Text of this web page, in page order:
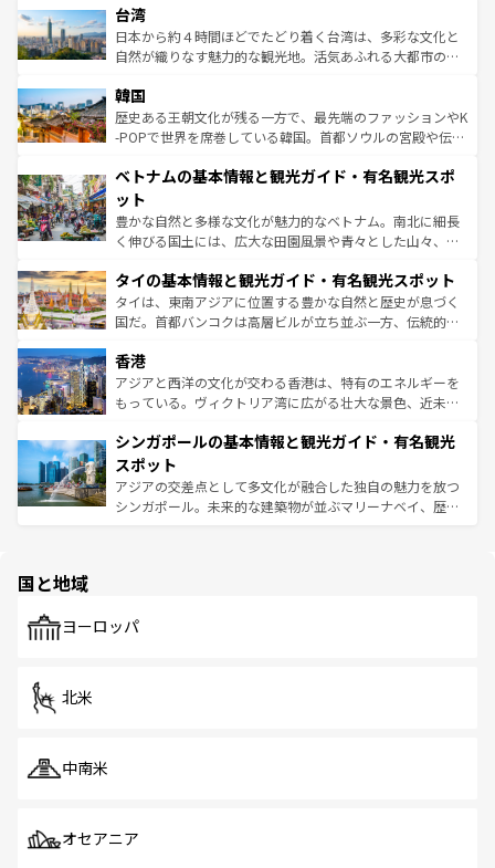
人々、おいしいローカルフードやハワイアンミュージッ
ク、伝統的なフラダンスなど、すべてがハワイの魅力を彩
っている。訪れるたびに新しい発見と感動が待っているハ
はコンテンツ一覧
リアリーフや大陸中央部にそびえるウルル（エアーズロッ
ク）、タスマニアの美しい原生林やケアンズの熱帯雨林な
ど、見どころがたくさん。また、カフェやワイン、オージ
いる。アクティビティも充実しており、サーフィンやダイ
ビング、ハイキングなど、アウトドア好きにはたまらな
い。オーストラリアの多彩な魅力を存分に味わいつくそ
参照してほしい。
台湾
日本から約４時間ほどでたどり着く台湾は、多彩な文化と
自然が織りなす魅力的な観光地。活気あふれる大都市の台
ン）、静ひつな山岳地帯である台湾東部など、都市の喧騒
と山間の静けさが共存しており、訪れる人に新しい発見と
驚きをもたらしてくれる。また、奥深い台湾の食文化も魅
容にもいいと評判のスイーツなど、バラエティ豊かな料理
照してほしい。
韓国
歴史ある王朝文化が残る一方で、最先端のファッションやK
-POPで世界を席巻している韓国。首都ソウルの宮殿や伝統
き、地方に足を延ばせば四季折々の自然美を楽しむことが
できる。そして、キムチや焼肉、絶品のストリートフード
まで、さまざまな韓国料理が待っている。夜には、韓国な
らではのナイトライフも堪能できる。あたたかいホスピタ
わってみてほしい。 なお、新着の韓国情報はコンテンツ一
覧 を参照してほしい。
ベトナムの基本情報と観光ガイド・有名観光スポ
ット
豊かな自然と多様な文化が魅力的なベトナム。南北に細長
く伸びる国土には、広大な田園風景や青々とした山々、世
急速な発展と共に伝統が息づく。ハノイの古い町並みやホ
ーチミン市のフランス統治時代の建物も、独特の雰囲気を
醸し出している。また、バラエティの豊かさとおいしさで
とつ。フォーやバインミー、ベトナムコーヒーなどは、ぜ
ひ現地で味わいたい。どの地域を訪れてもあたたかい人々
が旅行者を迎えてくれるので、きっと忘れられない旅にな
参照してほしい。
タイの基本情報と観光ガイド・有名観光スポット
タイは、東南アジアに位置する豊かな自然と歴史が息づく
国だ。首都バンコクは高層ビルが立ち並ぶ一方、伝統的な
の活気が交差している。北部ではチェンマイなどの山岳地
帯で自然と触れ合い、南部ではプーケットやクラビの美し
いビーチでリゾート気分を楽しむことができる。タイ料理
激する。気候は一年中温暖で、どの季節にも異なる楽しみ
が待っている。親しみやすいタイの人々、仏教を中心とし
た文化、そして多様な観光資源が、訪れる旅人を魅了し続
ける。 なお、新着のタイ情報はコンテンツ一覧を参照して
香港
アジアと西洋の文化が交わる香港は、特有のエネルギーを
もっている。ヴィクトリア湾に広がる壮大な景色、近未来
み、どこを訪れても感動するはず。観光スポットが密集し
ており、効率よく見どころを回れるのも魅力。息をのむよ
うな絶景から文化的な体験まで、香港を存分に楽しみ尽く
そう。 なお、新着の香港情報はコンテンツ一覧を参照して
シンガポールの基本情報と観光ガイド・有名観光
スポット
アジアの交差点として多文化が融合した独自の魅力を放つ
シンガポール。未来的な建築物が並ぶマリーナベイ、歴史
で、ホーカーズは地元の風情を楽しめる外せないスポット
国と地域
ヨーロッパ
北米
中南米
オセアニア